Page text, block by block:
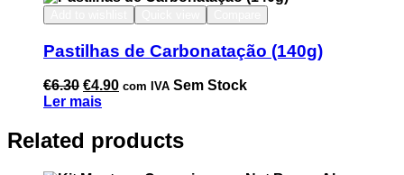
Pastilhas de Carbonatação (140g)
€6.30 €4.90 com IVA Sem Stock
Ler mais
Related products